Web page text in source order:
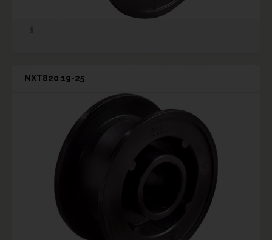
NXT820 19-25